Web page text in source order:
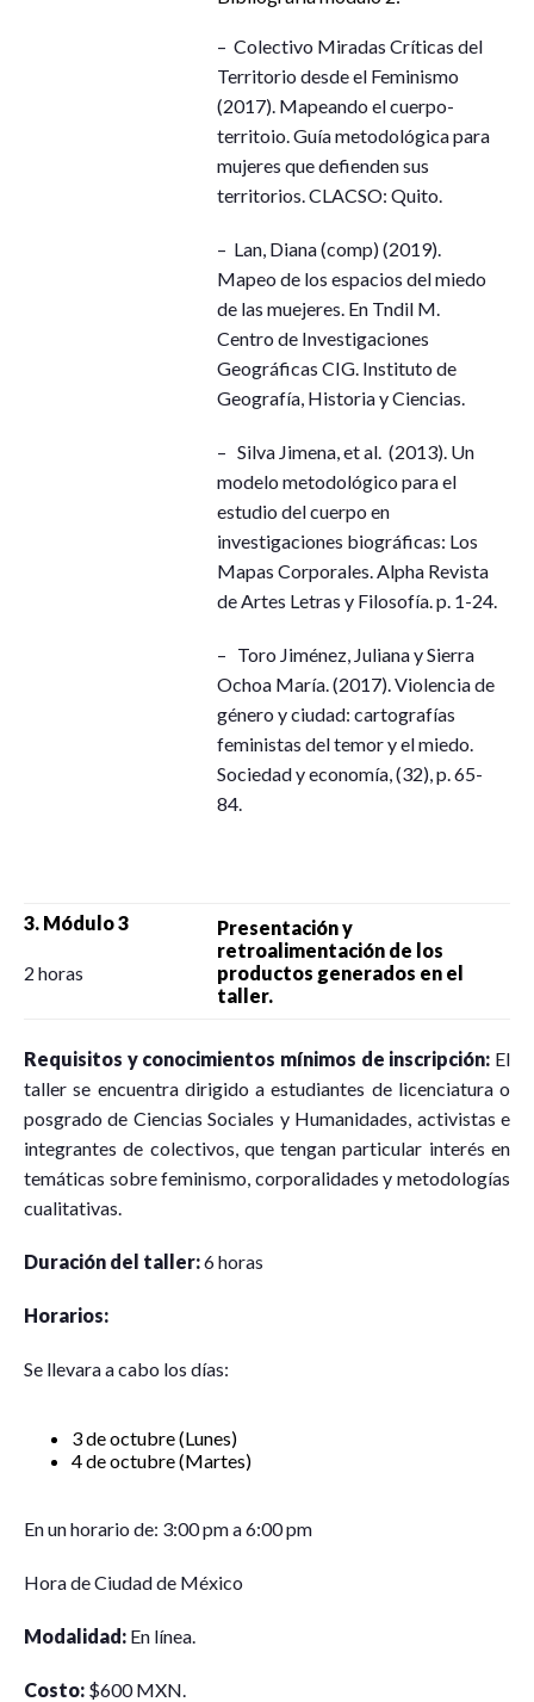
– Colectivo Miradas Críticas del
Territorio desde el Feminismo
(2017). Mapeando el cuerpo-
territoio. Guía metodológica para
mujeres que defienden sus
territorios. CLACSO: Quito.
– Lan, Diana (comp) (2019).
Mapeo de los espacios del miedo
de las muejeres. En Tndil M.
Centro de Investigaciones
Geográficas CIG. Instituto de
Geografía, Historia y Ciencias.
– Silva Jimena, et al. (2013). Un
modelo metodológico para el
estudio del cuerpo en
investigaciones biográficas: Los
Mapas Corporales. Alpha Revista
de Artes Letras y Filosofía. p. 1-24.
– Toro Jiménez, Juliana y Sierra
Ochoa María. (2017). Violencia de
género y ciudad: cartografías
feministas del temor y el miedo.
Sociedad y economía, (32), p. 65-
84.
3. Módulo 3
2 horas
Presentación y
retroalimentación de los
productos generados en el
taller.
Requisitos y conocimientos mínimos de inscripción: El
taller se encuentra dirigido a estudiantes de licenciatura o
posgrado de Ciencias Sociales y Humanidades, activistas e
integrantes de colectivos, que tengan particular interés en
temáticas sobre feminismo, corporalidades y metodologías
cualitativas.
Duración del taller:6 horas
Horarios:
Se llevara a cabo los días:
3 de octubre (Lunes)
4 de octubre (Martes)
En un horario de: 3:00 pm a 6:00 pm
Hora de Ciudad de México
Modalidad: En línea.
Costo: $600 MXN.